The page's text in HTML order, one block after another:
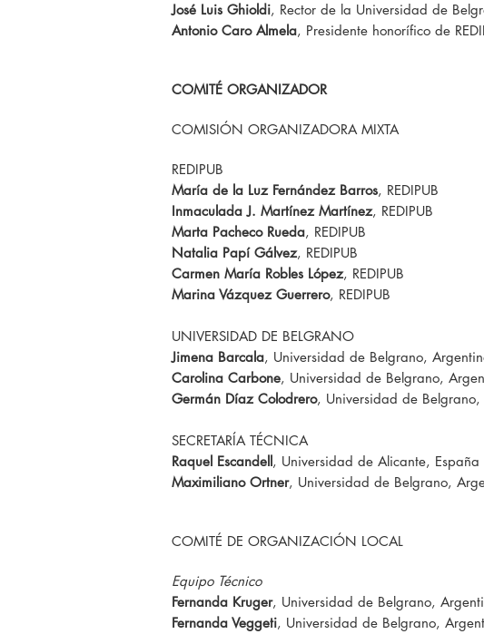
José Luis Ghioldi, Rector de la Universidad de
Antonio Caro Almela, Presidente honorífico de
COMITÉ ORGANIZADOR
COMISIÓN ORGANIZADORA MIXTA
REDIPUB
María de la Luz Fernández Barros, REDIPUB
Inmaculada J. Martínez Martínez, REDIPUB
Marta Pacheco Rueda, REDIPUB
Natalia Papí Gálvez, REDIPUB
Carmen María Robles López, REDIPUB
Marina Vázquez Guerrero, REDIPUB
UNIVERSIDAD DE BELGRANO
Jimena Barcala, Universidad de Belgrano,
Carolina Carbone, Universidad de Belgrano,
Germán Díaz Colodrero, Universidad de
SECRETARÍA TÉCNICA
Raquel Escandell, Universidad de Alicante, España
Maximiliano Ortner, Universidad de Belgrano,
COMITÉ DE ORGANIZACIÓN LOCAL
Equipo Técnico
Fernanda Kruger, Universidad de Belgrano,
Fernanda Veggeti, Universidad de Belgrano,